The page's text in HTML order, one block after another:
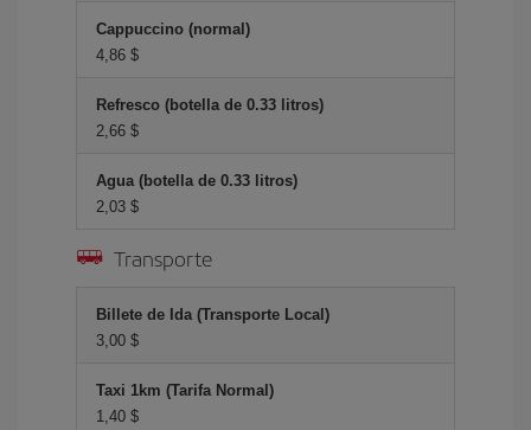
Cappuccino (normal)
4,86 $
Refresco (botella de 0.33 litros)
2,66 $
Agua (botella de 0.33 litros)
2,03 $
Transporte
Billete de Ida (Transporte Local)
3,00 $
Taxi 1km (Tarifa Normal)
1,40 $